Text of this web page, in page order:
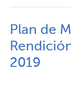
Plan de
2019